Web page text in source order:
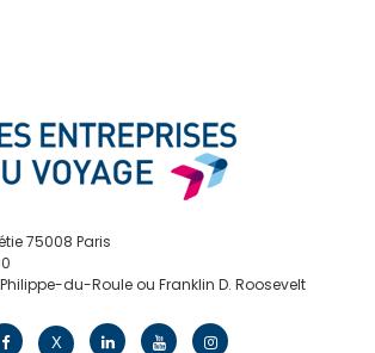
75008 Paris
du-Roule ou Franklin D. Roosevelt
X